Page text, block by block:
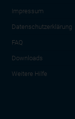
Impressum
Datenschutzerklärung
FAQ
Downloads
Weitere Hilfe